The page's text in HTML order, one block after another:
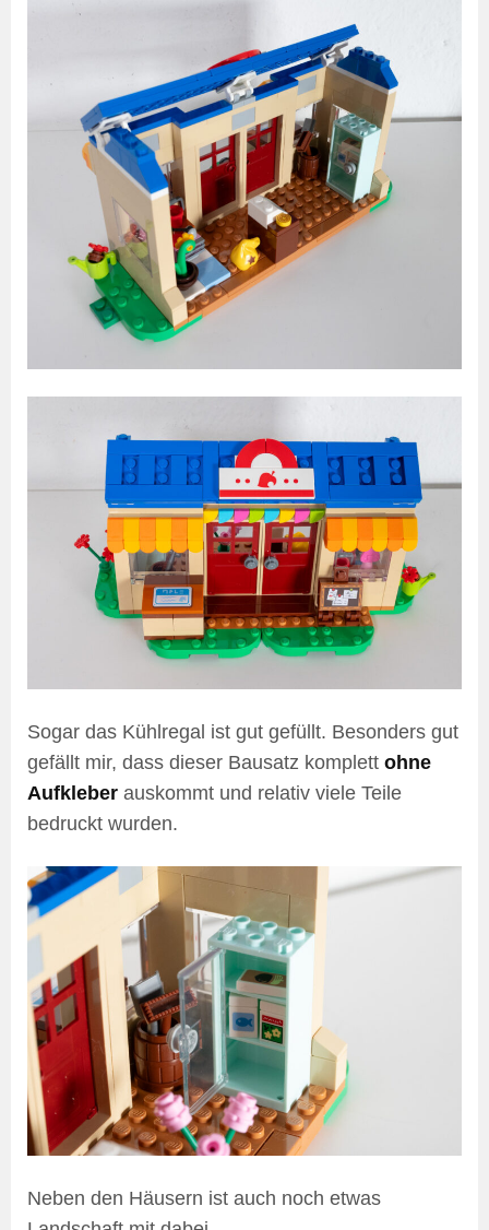
Sogar das Kühlregal ist gut gefüllt. Besonders gut
gefällt mir, dass dieser Bausatz komplett ohne
Aufkleber auskommt und relativ viele Teile
bedruckt wurden.
Neben den Häusern ist auch noch etwas